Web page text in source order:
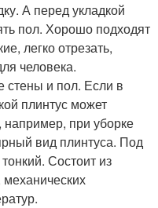
А перед укладкой
пол. Хорошо подходят
легко отрезать,
человека.
и пол. Если в
плинтус может
например, при уборке
вид плинтуса. Под
Состоит из